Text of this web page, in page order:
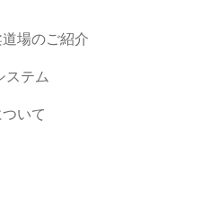
場のご紹介
ステム
いて